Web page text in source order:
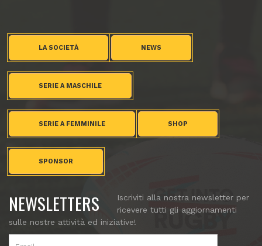
LA SOCIETÀ NEWS
SERIE A MASCHILE
SERIE A FEMMINILE SHOP
SPONSOR
NEWSLETTERS
Iscriviti alla nostra newsletter per
ricevere tutti gli aggiornamenti
sulle nostre attività ed iniziative!